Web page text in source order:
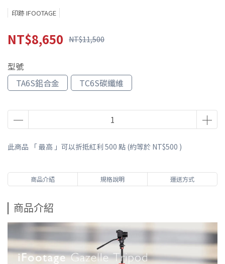
印跡 IFOOTAGE
NT$8,650 NT$11,500
型號
TA6S鈻合金
TC6S碳纖維
此商品 「 最高 」可以折抵紅利 500 點 (約等於 NT$500 )
商品介紹 規格說明 運送方式
商品介紹